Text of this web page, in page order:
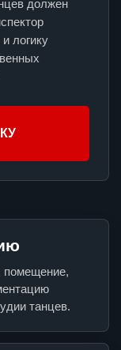
должен
логику
помещение,
танцев.